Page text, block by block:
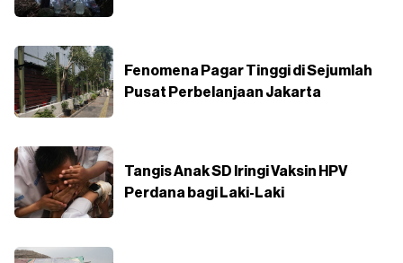
Fenomena Pagar Tinggi di Sejumlah
Pusat Perbelanjaan Jakarta
Tangis Anak SD Iringi Vaksin HPV
Perdana bagi Laki-Laki